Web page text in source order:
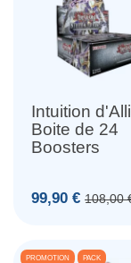
Intuition
Boite de 24
Boosters
Prix
99,90 € Prix
108,00
PROMOTION PACK